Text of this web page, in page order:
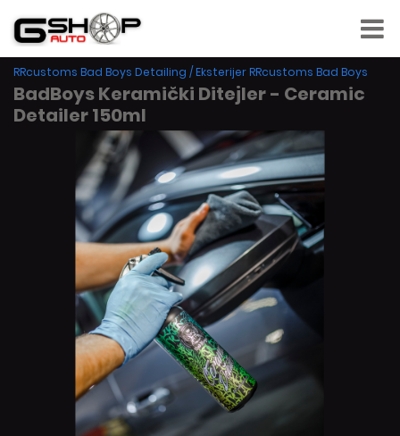
RRcustoms Bad Boys Detailing /Eksterijer RRcustoms Bad Boys
BadBoys Keramički Ditejler - Ceramic
Detailer 150ml